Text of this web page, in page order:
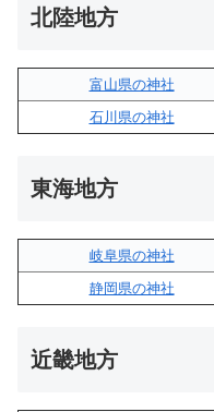
北陸地方
富山県の神社
石川県の神社
東海地方
岐阜県の神社
静岡県の神社
近畿地方